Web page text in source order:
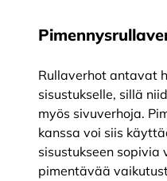
Rullaverhot antavat
sisustukselle, sillä
myös sivuverhoja.
kanssa voi siis
sisustukseen
pimentävää